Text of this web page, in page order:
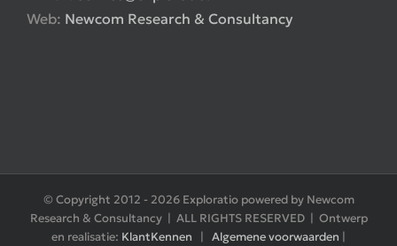
Web: Newcom Research & Consultancy
© Copyright 2012 - 2026 Exploratio powered by Newcom
Research & Consultancy | ALL RIGHTS RESERVED | Ontwerp
en realisatie: KlantKennen | Algemene voorwaarden |